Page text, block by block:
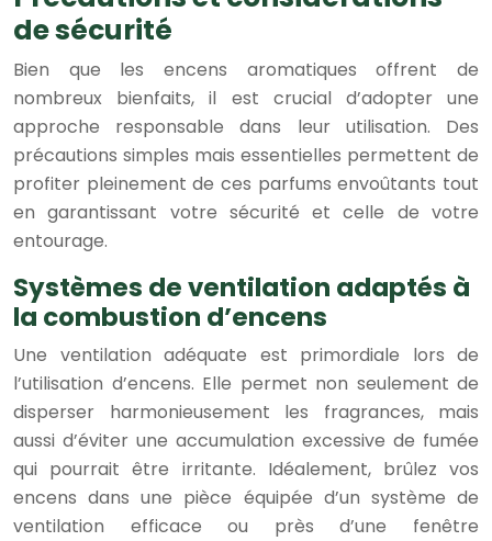
de sécurité
Bien que les encens aromatiques offrent de
nombreux bienfaits, il est crucial d’adopter une
approche responsable dans leur utilisation. Des
précautions simples mais essentielles permettent de
profiter pleinement de ces parfums envoûtants tout
en garantissant votre sécurité et celle de votre
entourage.
Systèmes de ventilation adaptés à
la combustion d’encens
Une ventilation adéquate est primordiale lors de
l’utilisation d’encens. Elle permet non seulement de
disperser harmonieusement les fragrances, mais
aussi d’éviter une accumulation excessive de fumée
qui pourrait être irritante. Idéalement, brûlez vos
encens dans une pièce équipée d’un système de
ventilation efficace ou près d’une fenêtre